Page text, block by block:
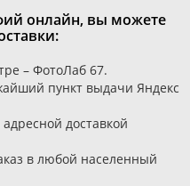
онлайн, вы можете
– ФотоЛаб 67.
пункт выдачи Яндекс
доставкой
в любой населенный